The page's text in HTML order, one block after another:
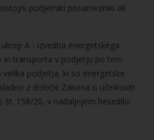
podjetniki posamezniki ali
A - izvedba energetskega
in transporta v podjetju po tem
podjetja, ki so energetske
z določili Zakona o učinkoviti
št. 158/20, v nadaljnjem besedilu: